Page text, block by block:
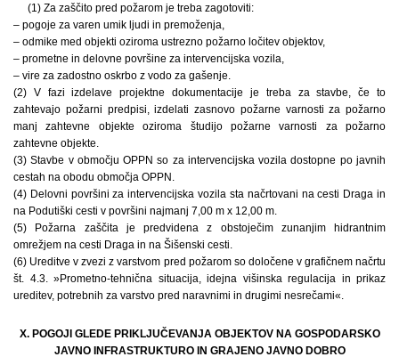
(1) Za zaščito pred požarom je treba zagotoviti:
– pogoje za varen umik ljudi in premoženja,
– odmike med objekti oziroma ustrezno požarno ločitev objektov,
– prometne in delovne površine za intervencijska vozila,
– vire za zadostno oskrbo z vodo za gašenje.
(2) V fazi izdelave projektne dokumentacije je treba za stavbe, če to
zahtevajo požarni predpisi, izdelati zasnovo požarne varnosti za požarno
manj zahtevne objekte oziroma študijo požarne varnosti za požarno
zahtevne objekte.
(3) Stavbe v območju OPPN so za intervencijska vozila dostopne po javnih
cestah na obodu območja OPPN.
(4) Delovni površini za intervencijska vozila sta načrtovani na cesti Draga in
na Podutiški cesti v površini najmanj 7,00 m x 12,00 m.
(5) Požarna zaščita je predvidena z obstoječim zunanjim hidrantnim
omrežjem na cesti Draga in na Šišenski cesti.
(6) Ureditve v zvezi z varstvom pred požarom so določene v grafičnem načrtu
št. 4.3. »Prometno-tehnična situacija, idejna višinska regulacija in prikaz
ureditev, potrebnih za varstvo pred naravnimi in drugimi nesrečami«.
X. POGOJI GLEDE PRIKLJUČEVANJA OBJEKTOV NA GOSPODARSKO
JAVNO INFRASTRUKTURO IN GRAJENO JAVNO DOBRO